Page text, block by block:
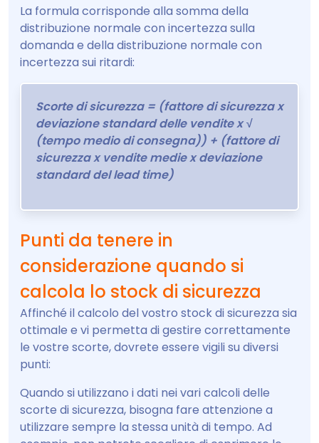
La formula corrisponde alla somma della
distribuzione normale con incertezza sulla
domanda e della distribuzione normale con
incertezza sui ritardi:
Scorte di sicurezza = (fattore di sicurezza x
deviazione standard delle vendite x √
(tempo medio di consegna)) + (fattore di
sicurezza x vendite medie x deviazione
standard del lead time)
Punti da tenere in
considerazione quando si
calcola lo stock di sicurezza
Affinché il calcolo del vostro stock di sicurezza sia
ottimale e vi permetta di gestire correttamente
le vostre scorte, dovrete essere vigili su diversi
punti:
Quando si utilizzano i dati nei vari calcoli delle
scorte di sicurezza, bisogna fare attenzione a
utilizzare sempre la stessa unità di tempo. Ad